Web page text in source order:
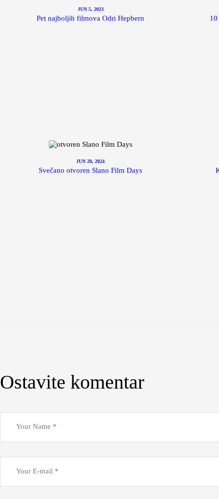
JUN 5, 2023
Pet najboljih filmova Odri Hepbern
JUN 20, 2024
Svečano otvoren Slano Film Days
Ostavite komentar